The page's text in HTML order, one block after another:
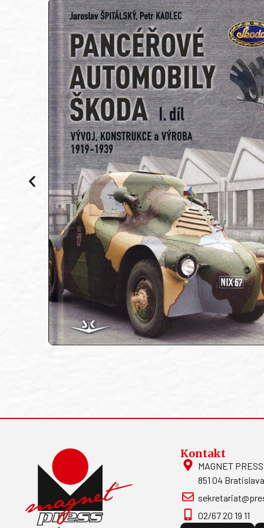
Kontakt
MAGNET
851 04
02/67 20 19 11